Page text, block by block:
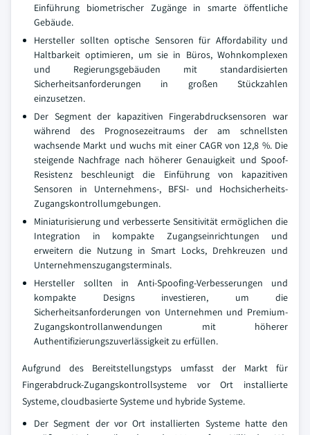
Einführung biometrischer Zugänge in smarte öffentliche
Gebäude.
Hersteller sollten optische Sensoren für Affordability und
Haltbarkeit optimieren, um sie in Büros, Wohnkomplexen
und Regierungsgebäuden mit standardisierten
Sicherheitsanforderungen in großen Stückzahlen
einzusetzen.
Der Segment der kapazitiven Fingerabdrucksensoren war
während des Prognosezeitraums der am schnellsten
wachsende Markt und wuchs mit einer CAGR von 12,8 %. Die
steigende Nachfrage nach höherer Genauigkeit und Spoof-
Resistenz beschleunigt die Einführung von kapazitiven
Sensoren in Unternehmens-, BFSI- und Hochsicherheits-
Zugangskontrollumgebungen.
Miniaturisierung und verbesserte Sensitivität ermöglichen die
Integration in kompakte Zugangseinrichtungen und
erweitern die Nutzung in Smart Locks, Drehkreuzen und
Unternehmenszugangsterminals.
Hersteller sollten in Anti-Spoofing-Verbesserungen und
kompakte Designs investieren, um die
Sicherheitsanforderungen von Unternehmen und Premium-
Zugangskontrollanwendungen mit höherer
Authentifizierungszuverlässigkeit zu erfüllen.
Aufgrund des Bereitstellungstyps umfasst der Markt für
Fingerabdruck-Zugangskontrollsysteme vor Ort installierte
Systeme, cloudbasierte Systeme und hybride Systeme.
Der Segment der vor Ort installierten Systeme hatte den